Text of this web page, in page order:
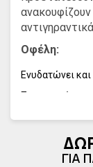
Οφέλη:
Ενυδατώνει
Προστατεύει,
Κάνει μια
ΓΙΑ